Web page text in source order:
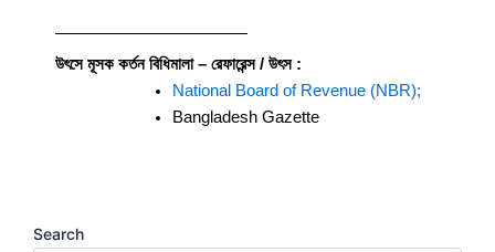
উৎসে মূসক কর্তন বিধিমালা – রেফারেন্স / উৎস :
National Board of Revenue (NBR);
Bangladesh Gazette
Search